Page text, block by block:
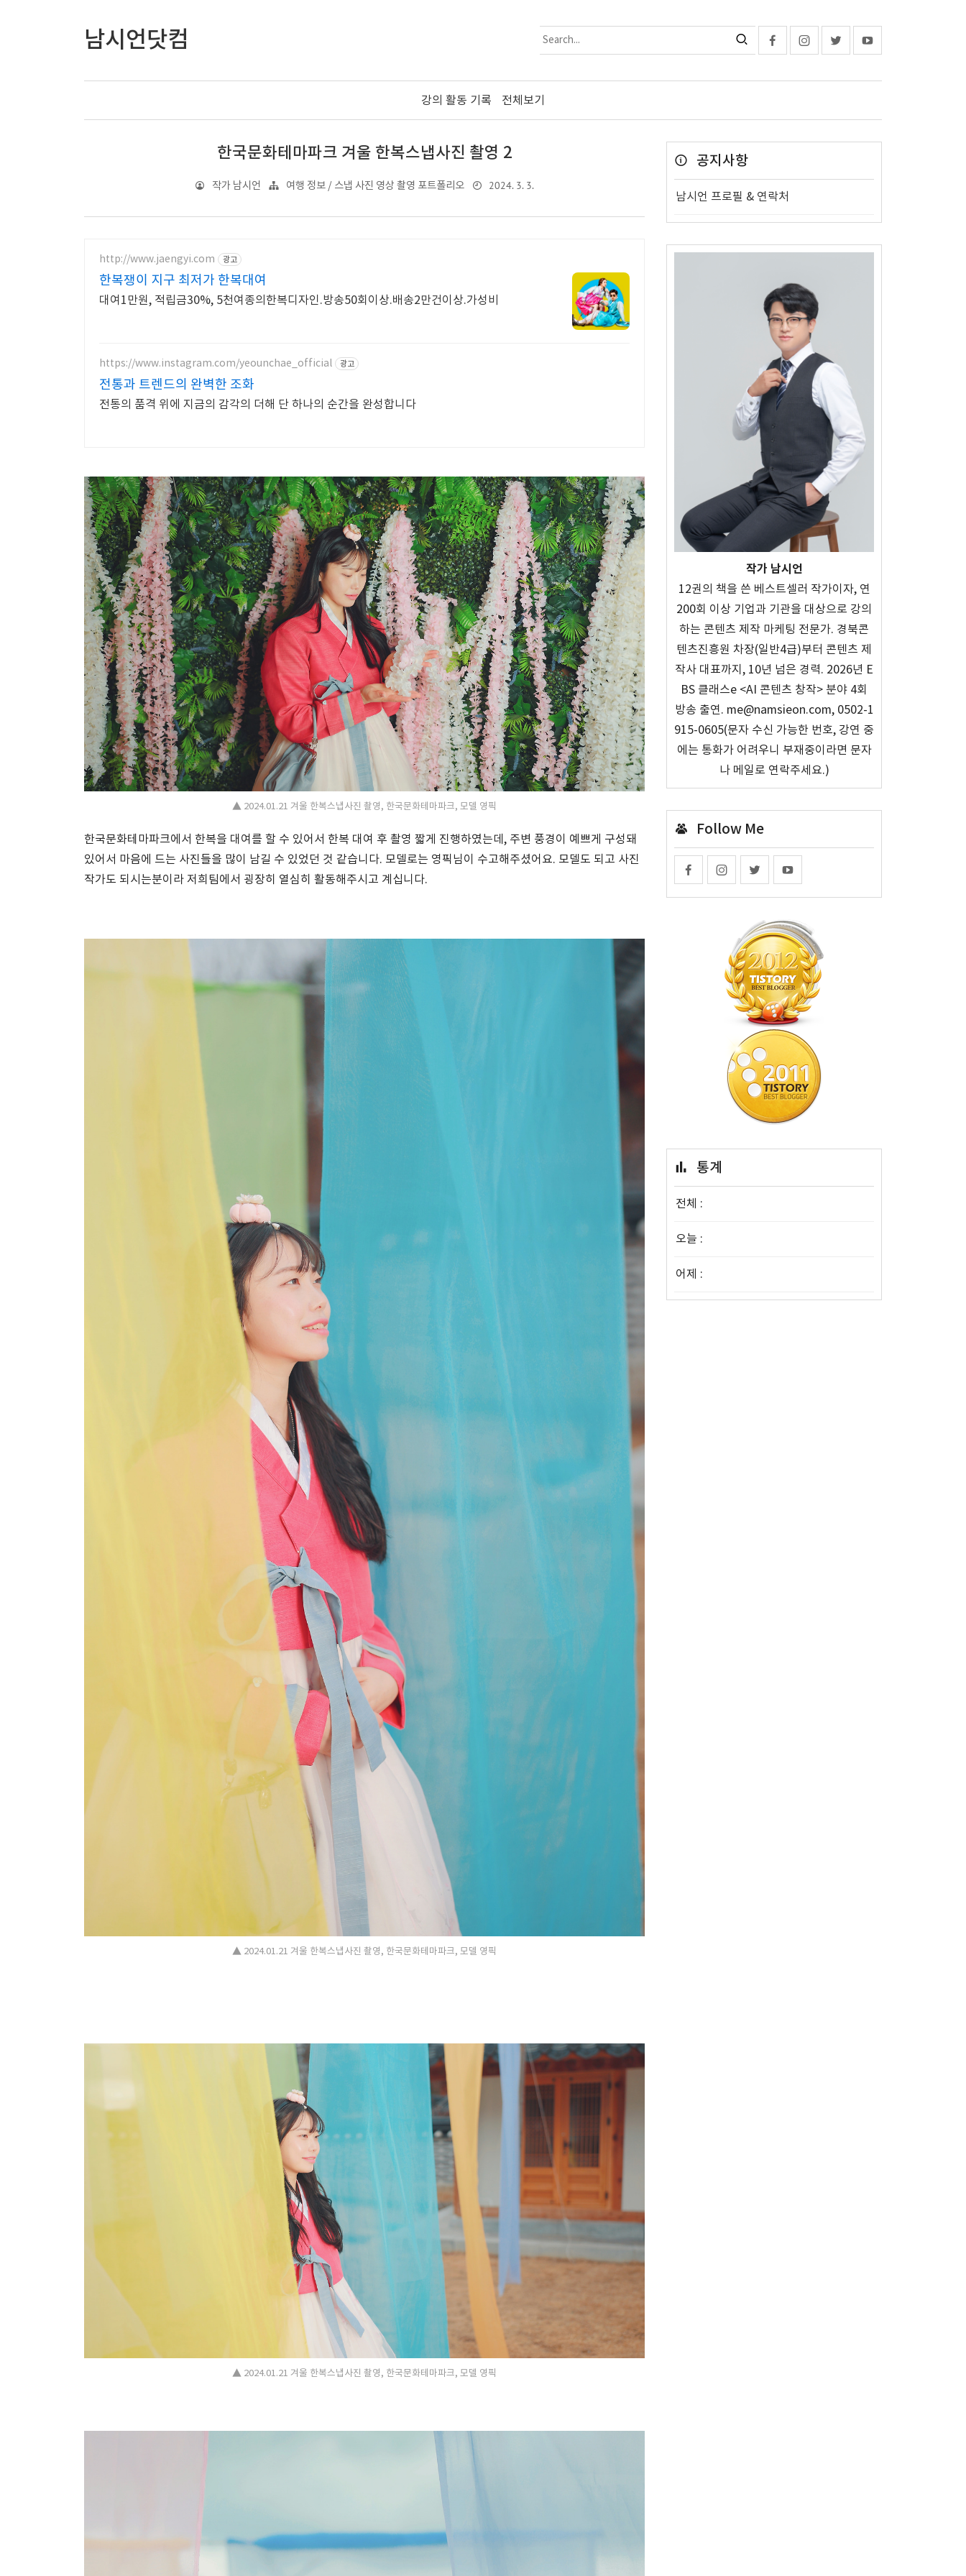
남시언닷컴
강의 활동 기록 전체보기
한국문화테마파크 겨울 한복스냅사진 촬영 2
작가 남시언 여행 정보 / 스냅 사진 영상 촬영 포트폴리오 2024. 3. 3.
http://www.jaengyi.com 광고
한복쟁이 지구 최저가 한복대여
대여1만원, 적립금30%, 5천여종의한복디자인.방송50회이상.배송2만건이상.가성비
https://www.instagram.com/yeounchae_official 광고
전통과 트렌드의 완벽한 조화
전통의 품격 위에 지금의 감각의 더해 단 하나의 순간을 완성합니다
▲ 2024.01.21 겨울 한복스냅사진 촬영, 한국문화테마파크, 모델 영픽
한국문화테마파크에서 한복을 대여를 할 수 있어서 한복 대여 후 촬영 짧게 진행하였는데, 주변 풍경이 예쁘게 구성돼
있어서 마음에 드는 사진들을 많이 남길 수 있었던 것 같습니다. 모델로는 영픽님이 수고해주셨어요. 모델도 되고 사진
작가도 되시는분이라 저희팀에서 굉장히 열심히 활동해주시고 계십니다.
▲ 2024.01.21 겨울 한복스냅사진 촬영, 한국문화테마파크, 모델 영픽
▲ 2024.01.21 겨울 한복스냅사진 촬영, 한국문화테마파크, 모델 영픽
공지사항
남시언 프로필 & 연락처
작가 남시언
12권의 책을 쓴 베스트셀러 작가이자, 연
200회 이상 기업과 기관을 대상으로 강의
하는 콘텐츠 제작 마케팅 전문가. 경북콘
텐츠진흥원 차장(일반4급)부터 콘텐츠 제
작사 대표까지, 10년 넘은 경력. 2026년 E
BS 클래스e <AI 콘텐츠 창작> 분야 4회
방송 출연. me@namsieon.com, 0502-1
915-0605(문자 수신 가능한 번호, 강연 중
에는 통화가 어려우니 부재중이라면 문자
나 메일로 연락주세요.)
Follow Me
통계
전체 :
오늘 :
어제 :